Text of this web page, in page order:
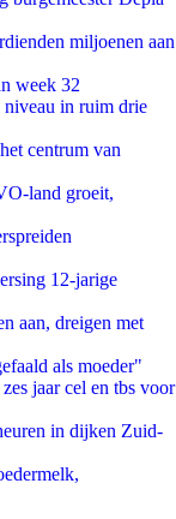
miljoenen aan
week 32
in ruim drie
centrum van
land groeit,
12-jarige
aan, dreigen met
als moeder"
jaar cel en tbs voor
in dijken Zuid-